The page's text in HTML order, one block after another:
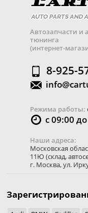
Автозапчасти и
тюнинга
(интернет-
8-925-
Режима работы:
с 09:00
Наши адреса:
Московская
11Ю (склад,
г. Москва,ул.